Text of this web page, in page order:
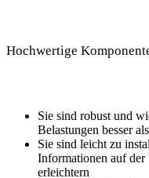
Hochwertige
Sie sind robust‌ und
Belastungen besser
Sie sind leicht⁣ zu
Informationen auf ‌der
erleichtern